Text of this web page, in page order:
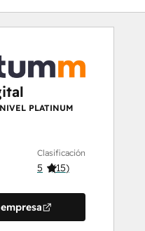
PLATINUM
Clasificación
5 (15)